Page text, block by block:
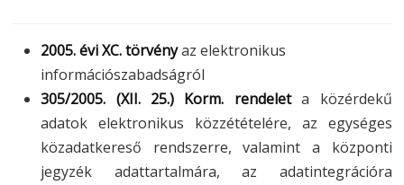
2005. évi XC. törvényaz elektronikus
információszabadságról
305/2005. (XII. 25.) Korm. rendeleta közérdekű
adatok elektronikus közzétételére, az egységes
közadatkereső rendszerre, valamint a központi
jegyzék adattartalmára, az adatintegrációra